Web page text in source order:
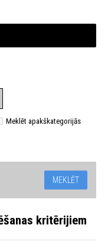
Meklēt apakškategorijās
kritērijiem